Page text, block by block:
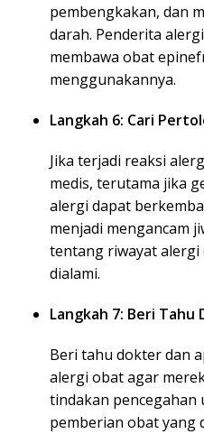
pembengkakan, dan
darah. Penderita
membawa obat
menggunakannya.
Langkah 6: Cari
Jika terjadi reaksi
medis, terutama jika
alergi dapat
menjadi mengancam
tentang riwayat alergi
dialami.
Langkah 7: Beri
Beri tahu dokter dan
alergi obat agar
tindakan
pemberian obat yang